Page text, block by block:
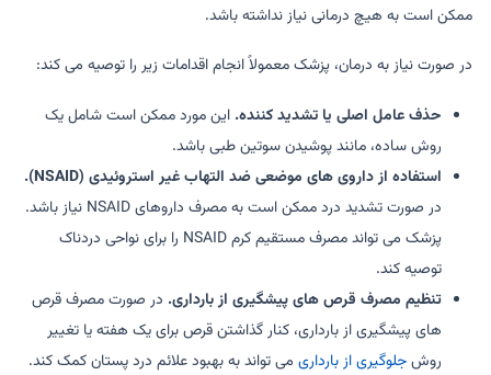
ممکن است به هیچ درمانی نیاز نداشته باشد.
در صورت نیاز به درمان، پزشک معمولاً انجام اقدامات زیر را توصیه می کند:
حذف عامل اصلی یا تشدید کننده. این مورد ممکن است شامل یک
روش ساده، مانند پوشیدن سوتین طبی باشد.
استفاده از داروی های موضعی ضد التهاب غیر استروئیدی (NSAID).
در صورت تشدید درد ممکن است به مصرف داروهای NSAID نیاز باشد.
پزشک می تواند مصرف مستقیم کرم NSAID را برای نواحی دردناک
توصیه کند.
تنظیم مصرف قرص های پیشگیری از بارداری. در صورت مصرف قرص
های پیشگیری از بارداری، کنار گذاشتن قرص برای یک هفته یا تغییر
روشجلوگیری از بارداری می تواند به بهبود علائم درد پستان کمک کند.